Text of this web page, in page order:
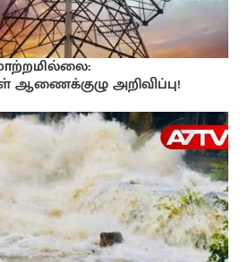
ஆணைக்குழு அறிவிப்பு!